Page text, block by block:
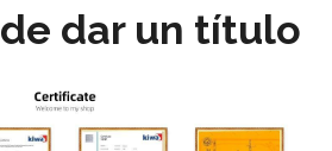
dar un título